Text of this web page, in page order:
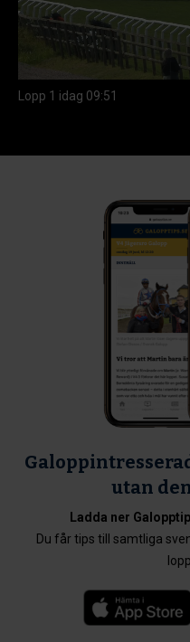
Lopp 1 idag 09:51
utan
Ladda ner
Du får tips till samtliga